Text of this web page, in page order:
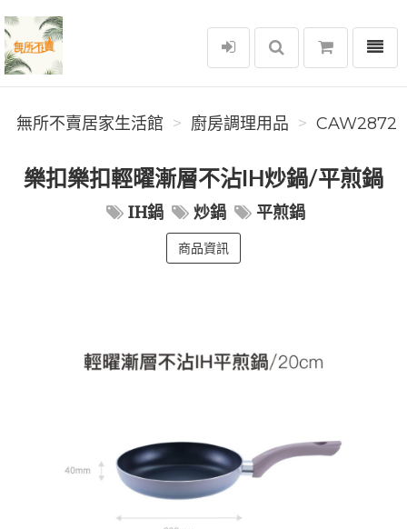
無所不賣居家生活館
選單
無所不賣居家生活館 廚房調理用品 CAW2872
樂扣樂扣輕曜漸層不沾IH炒鍋/平煎鍋
IH鍋 炒鍋 平煎鍋
商品資訊